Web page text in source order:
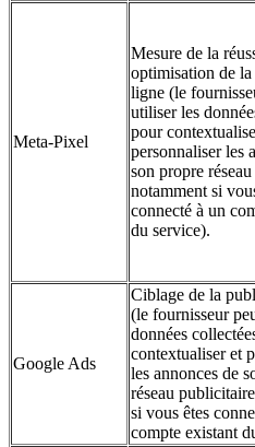
Meta-Pixel
Mesure de la
optimisation de
ligne (le
utiliser les
pour
personnaliser les
son propre
notamment si
connecté à un
du service).
Google Ads
Ciblage de la
(le fournisseur
données
contextualiser et
les annonces de
réseau
si vous êtes
compte existant